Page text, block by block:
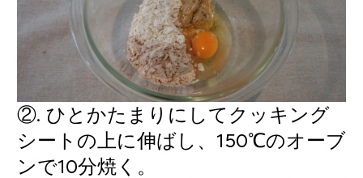
②. ひとかたまりにしてクッキング
シートの上に伸ばし、150℃のオーブ
ンで10分焼く。